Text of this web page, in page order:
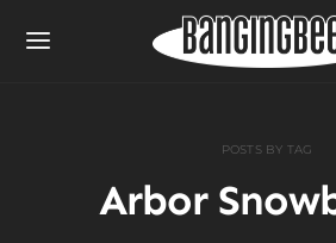
POSTS BY TAG
Arbor